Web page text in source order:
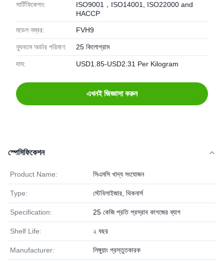
সার্টিফিকেশন:
ISO9001，ISO14001, ISO22000 and
HACCP
মডেল নম্বর: FVH9
ন্যূনতম অর্ডার পরিমাণ: 25 কিলোগ্রাম
দাম: USD1.85-USD2.31 Per Kilogram
এখনই জিজ্ঞাসা করুন
স্পেসিফিকেশন
Product Name: সিএমসি খাদ্য সংযোজন
Type: স্টেবিলাইজার, থিকনার্স
Specification: 25 কেজি প্রতি প্রস্রাব কাগজের ব্যাগ
Shelf Life: ২ বছর
Manufacturer: লিঙ্গুয়াং প্রস্তুতকারক